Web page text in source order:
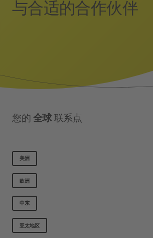
与合适的合作伙伴
您的全球联系点
美洲
欧洲
中东
亚太地区